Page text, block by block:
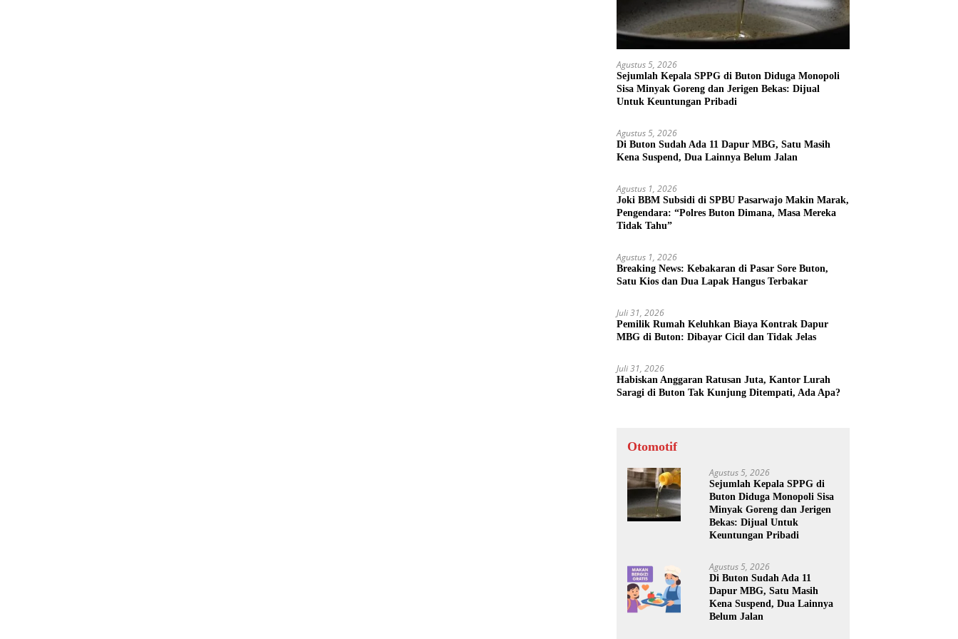
Agustus 5, 2026
Sejumlah Kepala SPPG di Buton Diduga Monopoli
Sisa Minyak Goreng dan Jerigen Bekas: Dijual
Untuk Keuntungan Pribadi
Agustus 5, 2026
Di Buton Sudah Ada 11 Dapur MBG, Satu Masih
Kena Suspend, Dua Lainnya Belum Jalan
Agustus 1, 2026
Joki BBM Subsidi di SPBU Pasarwajo Makin Marak,
Pengendara: “Polres Buton Dimana, Masa Mereka
Tidak Tahu”
Agustus 1, 2026
Breaking News: Kebakaran di Pasar Sore Buton,
Satu Kios dan Dua Lapak Hangus Terbakar
Juli 31, 2026
Pemilik Rumah Keluhkan Biaya Kontrak Dapur
MBG di Buton: Dibayar Cicil dan Tidak Jelas
Juli 31, 2026
Habiskan Anggaran Ratusan Juta, Kantor Lurah
Saragi di Buton Tak Kunjung Ditempati, Ada Apa?
Otomotif
Agustus 5, 2026
Sejumlah Kepala SPPG di
Buton Diduga Monopoli Sisa
Minyak Goreng dan Jerigen
Bekas: Dijual Untuk
Keuntungan Pribadi
Agustus 5, 2026
Di Buton Sudah Ada 11
Dapur MBG, Satu Masih
Kena Suspend, Dua Lainnya
Belum Jalan